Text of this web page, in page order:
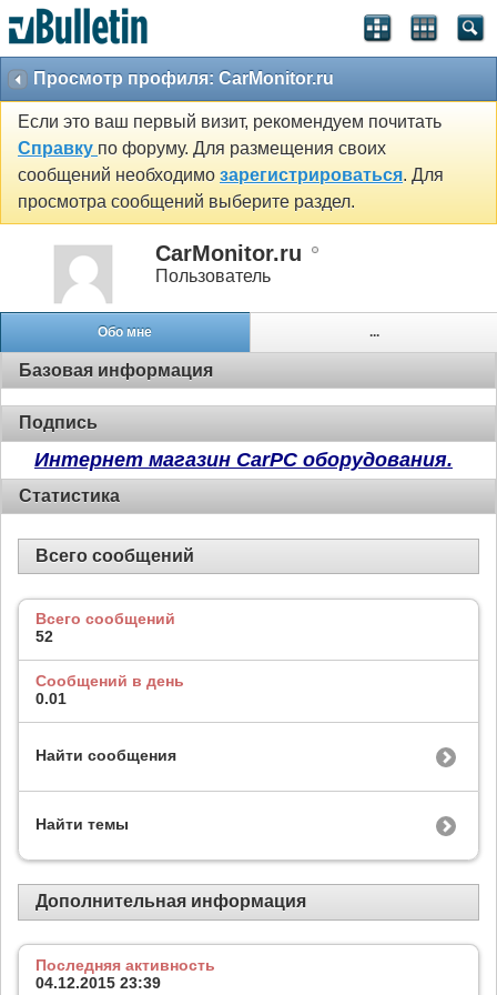
Просмотр профиля: CarMonitor.ru
Если это ваш первый визит, рекомендуем почитать
Справку по форуму. Для размещения своих
сообщений необходимо зарегистрироваться. Для
просмотра сообщений выберите раздел.
CarMonitor.ru
Пользователь
Обо мне ...
Базовая информация
Подпись
Интернет магазин CarPC оборудования.
Статистика
Всего сообщений
Всего сообщений
52
Сообщений в день
0.01
Найти сообщения
Найти темы
Дополнительная информация
Последняя активность
04.12.2015 23:39